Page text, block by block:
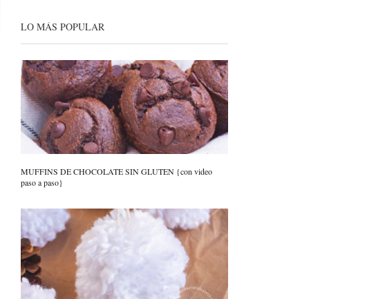
LO MÁS POPULAR
MUFFINS DE CHOCOLATE SIN GLUTEN {con video
paso a paso}